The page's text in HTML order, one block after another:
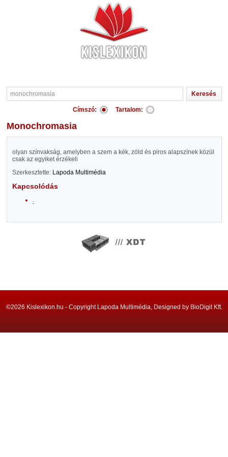
Címszó: Tartalom:
monochromasia
olyan színvakság, amelyben a szem a kék, zöld és piros alapszínek közül
csak az egyiket érzékeli
Szerkesztette: Lapoda Multimédia
Kapcsolódás
.
©2026 Kislexikon.hu - Copyright Lapoda Multimédia, Designed by BioDigit Kft.